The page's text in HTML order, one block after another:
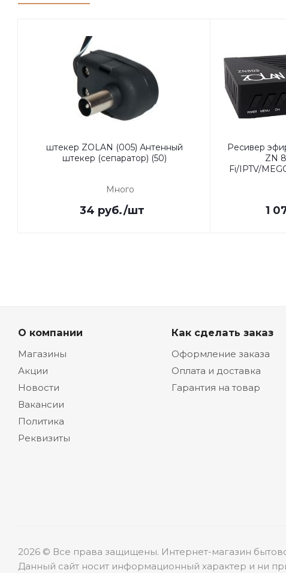
штекер ZOLAN (005) Антенный
штекер (сепаратор) (50)
Много
34 руб./шт
Ресивер
ZN
Fi/IPTV/
1
О компании
Магазины
Акции
Новости
Вакансии
Политика
Реквизиты
Как сделать заказ
Оформление заказа
Оплата и доставка
Гарантия на товар
2026 © Все права защищены. Интернет-магазин
Данный сайт носит информационный характер и ни